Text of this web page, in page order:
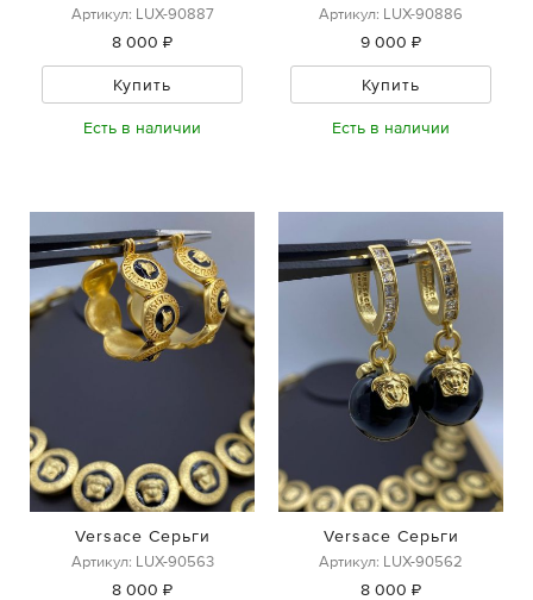
Артикул: LUX-90887
8 000 ₽
Купить
Есть в наличии
Артикул: LUX-90886
9 000 ₽
Купить
Есть в наличии
Versace Серьги
Артикул: LUX-90563
8 000 ₽
Versace Серьги
Артикул: LUX-90562
8 000 ₽